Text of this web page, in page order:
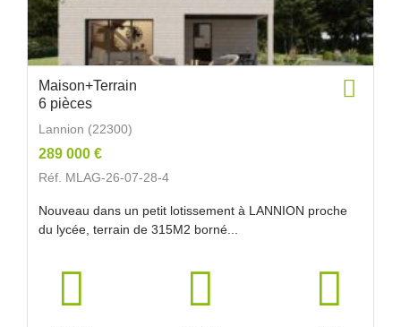
Maison+Terrain
6 pièces
Lannion (22300)
289 000 €
Réf. MLAG-26-07-28-4
Nouveau dans un petit lotissement à LANNION proche
du lycée, terrain de 315M2 borné...